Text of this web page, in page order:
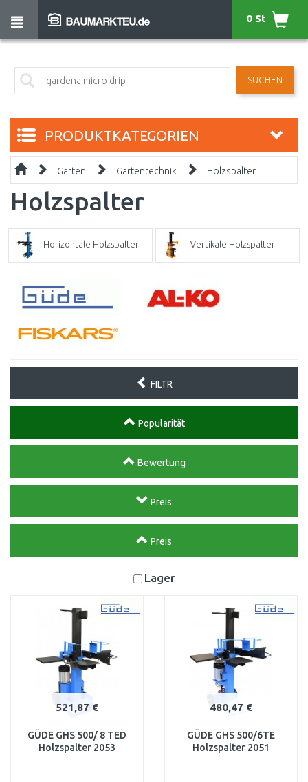
SUCHEN
0 St
PRODUKTKATEGORIEN
Garten Gartentechnik Holzspalter
Holzspalter
Horizontale Holzspalter Vertikale Holzspalter
FILTR
Popularität
Bewertung
Preis
Preis
Lager
521,87 €
GÜDE GHS 500/ 8 TED
Holzspalter 2053
480,47 €
GÜDE GHS 500/6TE
Holzspalter 2051